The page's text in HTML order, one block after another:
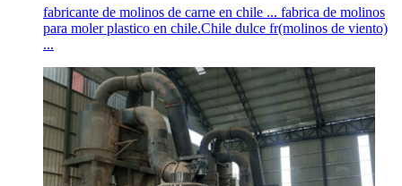
fabricante de molinos de carne en chile ... fabrica de molinos
para moler plastico en chile.Chile dulce fr(molinos de viento)
...